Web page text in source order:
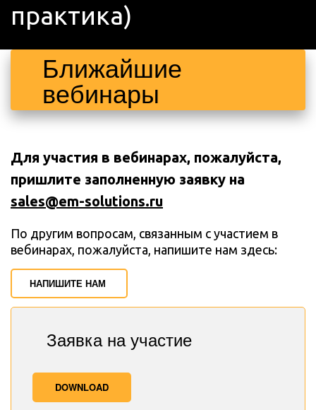
практика)
Ближайшие
вебинары
Для участия в вебинарах, пожалуйста,
sales@em-solutions.ru
По другим вопросам, связанным с участием в
вебинарах, пожалуйста, напишите нам здесь:
НАПИШИТЕ НАМ
Заявка на участие
DOWNLOAD